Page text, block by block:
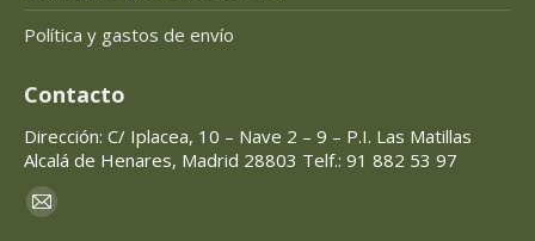
Política y gastos de envío
Contacto
Dirección: C/ Iplacea, 10 – Nave 2 – 9 – P.I. Las Matillas
Alcalá de Henares, Madrid 28803 Telf.: 91 882 53 97
Encuéntranos en:
Mail